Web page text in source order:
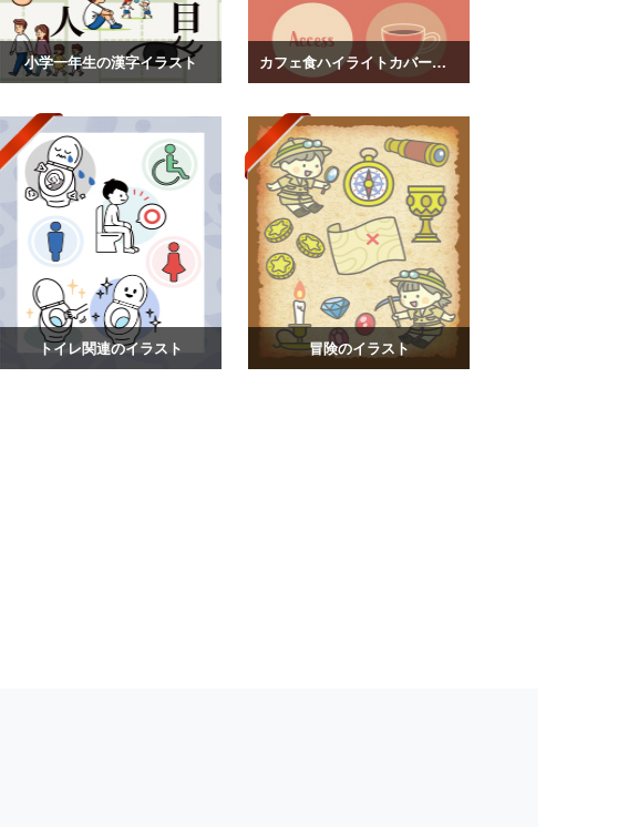
小学一年生の漢字イラスト カフェ食ハイライトカバーイラスト
トイレ関連のイラスト 冒険のイラスト